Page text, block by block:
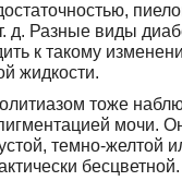
д. Разные виды
к такому
жидкости.
тоже
мочи.
темно-желтой
бесцветной.